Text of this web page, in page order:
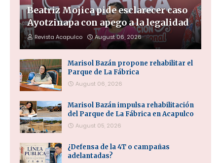
Beatriz Mojica pide esclarecer caso
Ayotzinapa con apego a la legalidad
Revista Acapulco August 06, 2026
Marisol Bazán propone rehabilitar el
Parque de La Fábrica
August 06, 2026
Marisol Bazán impulsa rehabilitación
del Parque de La Fábrica en Acapulco
August 05, 2026
¿Defensa de la 4T o campañas
adelantadas?